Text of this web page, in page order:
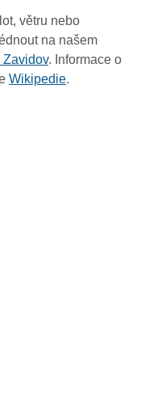
větru nebo
na našem
Zavidov. Informace o
Wikipedie.